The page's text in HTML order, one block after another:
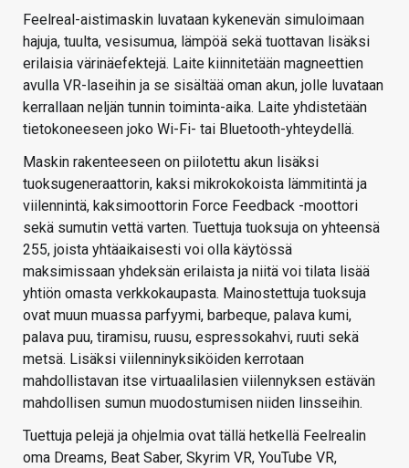
Feelreal-aistimaskin luvataan kykenevän simuloimaan
hajuja, tuulta, vesisumua, lämpöä sekä tuottavan lisäksi
erilaisia värinäefektejä. Laite kiinnitetään magneettien
avulla VR-laseihin ja se sisältää oman akun, jolle luvataan
kerrallaan neljän tunnin toiminta-aika. Laite yhdistetään
tietokoneeseen joko Wi-Fi- tai Bluetooth-yhteydellä.
Maskin rakenteeseen on piilotettu akun lisäksi
tuoksugeneraattorin, kaksi mikrokokoista lämmitintä ja
viilennintä, kaksimoottorin Force Feedback -moottori
sekä sumutin vettä varten. Tuettuja tuoksuja on yhteensä
255, joista yhtäaikaisesti voi olla käytössä
maksimissaan yhdeksän erilaista ja niitä voi tilata lisää
yhtiön omasta verkkokaupasta. Mainostettuja tuoksuja
ovat muun muassa parfyymi, barbeque, palava kumi,
palava puu, tiramisu, ruusu, espressokahvi, ruuti sekä
metsä. Lisäksi viilenninyksiköiden kerrotaan
mahdollistavan itse virtuaalilasien viilennyksen estävän
mahdollisen sumun muodostumisen niiden linsseihin.
Tuettuja pelejä ja ohjelmia ovat tällä hetkellä Feelrealin
oma Dreams, Beat Saber, Skyrim VR, YouTube VR,